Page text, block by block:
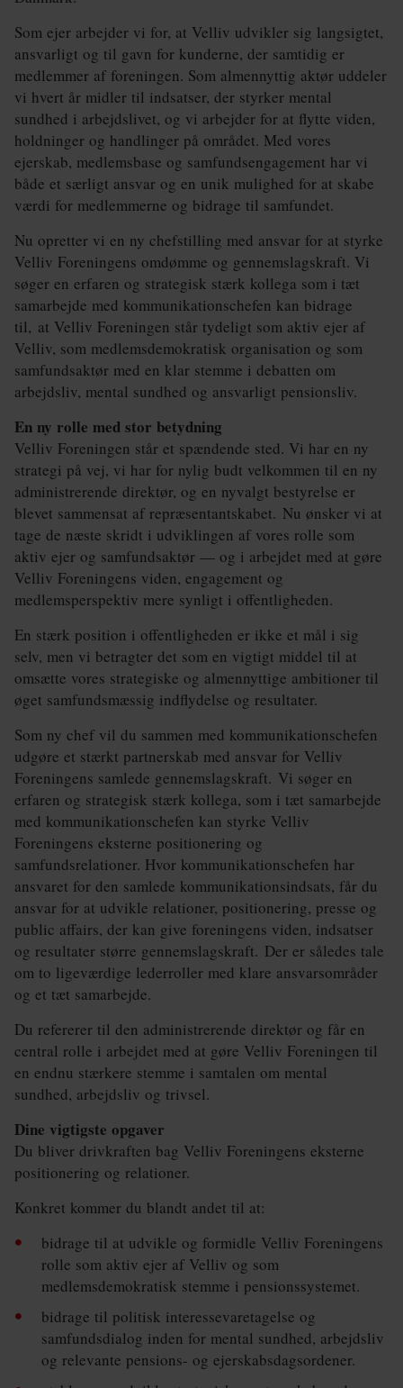
Forsvar og Beredskab
Fødevarer
Hovedstaden
Idræt
Klima
Kultur
Miljø
Social
Transport
Uddannelse
Udvikling
Ældre
Som ejer arbejder vi for, at Velliv udvikler sig langsigtet,
ansvarligt og til gavn for kunderne, der samtidig er
medlemmer af foreningen. Som almennyttig aktør uddeler
vi hvert år midler til indsatser, der styrker mental
sundhed i arbejdslivet, og vi arbejder for at flytte viden,
holdninger og handlinger på området. Med vores
ejerskab, medlemsbase og samfundsengagement har vi
både et særligt ansvar og en unik mulighed for at skabe
værdi for medlemmerne og bidrage til samfundet.
Nu opretter vi en ny chefstilling med ansvar for at styrke
Velliv Foreningens omdømme og gennemslagskraft. Vi
søger en erfaren og strategisk stærk kollega som i tæt
samarbejde med kommunikationschefen kan bidrage
til, at Velliv Foreningen står tydeligt som aktiv ejer af
Velliv, som medlemsdemokratisk organisation og som
samfundsaktør med en klar stemme i debatten om
arbejdsliv, mental sundhed og ansvarligt pensionsliv.
En ny rolle med stor betydning
Velliv Foreningen står et spændende sted. Vi har en ny
strategi på vej, vi har for nylig budt velkommen til en ny
administrerende direktør, og en nyvalgt bestyrelse er
blevet sammensat af repræsentantskabet. Nu ønsker vi at
tage de næste skridt i udviklingen af vores rolle som
aktiv ejer og samfundsaktør — og i arbejdet med at gøre
Velliv Foreningens viden, engagement og
medlemsperspektiv mere synligt i offentligheden.
En stærk position i offentligheden er ikke et mål i sig
selv, men vi betragter det som en vigtigt middel til at
omsætte vores strategiske og almennyttige ambitioner til
øget samfundsmæssig indflydelse og resultater.
Som ny chef vil du sammen med kommunikationschefen
udgøre et stærkt partnerskab med ansvar for Velliv
Foreningens samlede gennemslagskraft. Vi søger en
erfaren og strategisk stærk kollega, som i tæt samarbejde
med kommunikationschefen kan styrke Velliv
Foreningens eksterne positionering og
samfundsrelationer. Hvor kommunikationschefen har
ansvaret for den samlede kommunikationsindsats, får du
ansvar for at udvikle relationer, positionering, presse og
public affairs, der kan give foreningens viden, indsatser
og resultater større gennemslagskraft. Der er således tale
om to ligeværdige lederroller med klare ansvarsområder
og et tæt samarbejde.
Du refererer til den administrerende direktør og får en
central rolle i arbejdet med at gøre Velliv Foreningen til
en endnu stærkere stemme i samtalen om mental
sundhed, arbejdsliv og trivsel.
Dine vigtigste opgaver
Du bliver drivkraften bag Velliv Foreningens eksterne
positionering og relationer.
Konkret kommer du blandt andet til at:
bidrage til at udvikle og formidle Velliv Foreningens
rolle som aktiv ejer af Velliv og som
medlemsdemokratisk stemme i pensionssystemet.
bidrage til politisk interessevaretagelse og
samfundsdialog inden for mental sundhed, arbejdsliv
og relevante pensions- og ejerskabsdagsordener.